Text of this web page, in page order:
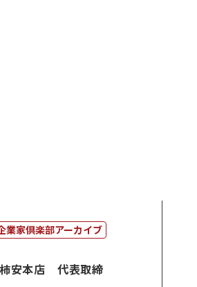
業家倶楽部アーカイブ
柿安本店 代表取締